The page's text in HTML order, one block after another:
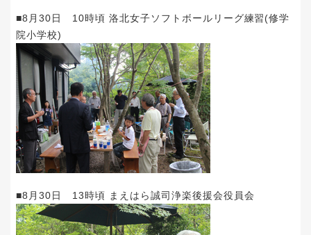
■8月30日 10時頃 洛北女子ソフトボールリーグ練習(修学
院小学校)
■8月30日 13時頃 まえはら誠司浄楽後援会役員会